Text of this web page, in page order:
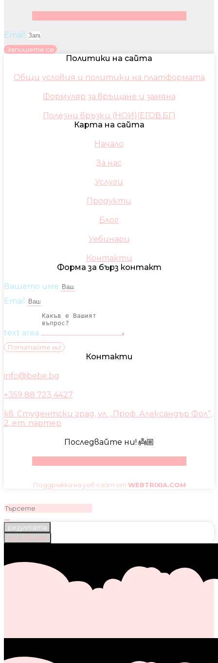
Email
Запишете се
Политики на сайта
Общи условия и политики на платформата
Формуляр за връщане и замяна
Полезни връзки (НОИ)(ЕГОВ.БГ)
Карта на сайта
Начало
За нас
Услуги
Продукти
Блог
Уебинари
Контакти
Форма за бърз контакт
Вашето име
Email
text area
Попитайте ни!
Контакти
info@bebe.bg
+359 88 723 4427
кв. Студентски град, ул. „Проф. Александър Фол“,
2, ет. партер
Последвайте ни! 👼🏼
Поддръжка на уеб сайт от WEBTRIXIA.COM
резултата
Виж всички